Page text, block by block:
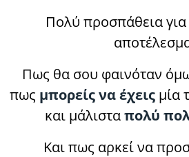
Πολύ προσπάθεια
Πως θα σου φαινόταν
πως μπορείς να έχεις μία
και μάλισταπολύ
Και πως αρκεί να